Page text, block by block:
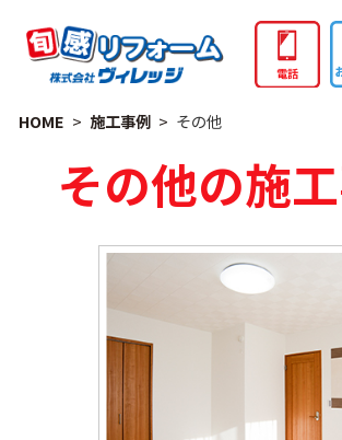
HOME 施工事例 その他
その他の施